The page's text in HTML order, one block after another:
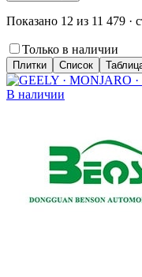
Показано 12 из 11 479 ·
Только в наличии
Плитки Список
В наличии